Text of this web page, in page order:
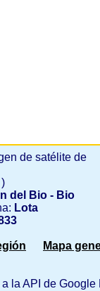
de satélite de
del Bio - Bio
Lota
Mapa
la API de